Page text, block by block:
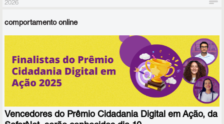
2026
comportamento online
Vencedores do Prêmio Cidadania Digital em Ação, da